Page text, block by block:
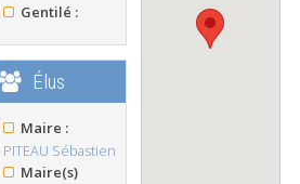
Gentilé :
Élus
Maire :
PITEAU Sébastien
Maire(s)